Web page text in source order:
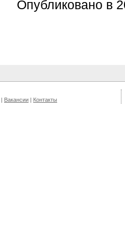
Опубликовано в
| Вакансии | Контакты